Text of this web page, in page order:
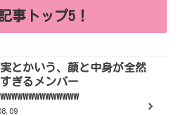
事トップ5！
とかいう、顔と中身が全然
ぎるメンバー